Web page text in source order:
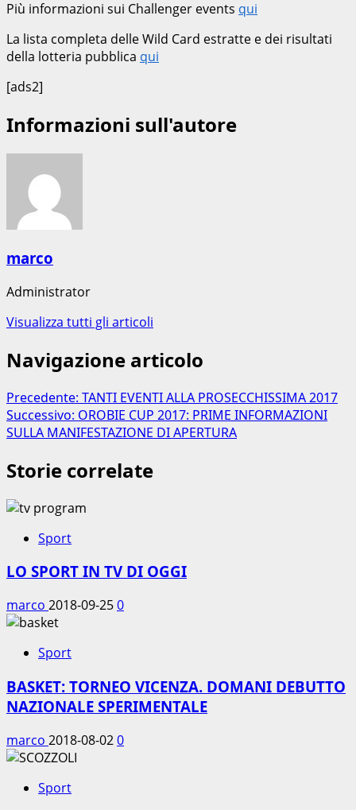
Più informazioni sui Challenger events qui
La lista completa delle Wild Card estratte e dei risultati
della lotteria pubblica qui
[ads2]
Informazioni sull'autore
marco
Administrator
Visualizza tutti gli articoli
Navigazione articolo
Precedente: TANTI EVENTI ALLA PROSECCHISSIMA 2017
Successivo: OROBIE CUP 2017: PRIME INFORMAZIONI
SULLA MANIFESTAZIONE DI APERTURA
Storie correlate
Sport
LO SPORT IN TV DI OGGI
marco 2018-09-250
Sport
BASKET: TORNEO VICENZA. DOMANI DEBUTTO
NAZIONALE SPERIMENTALE
marco 2018-08-020
Sport